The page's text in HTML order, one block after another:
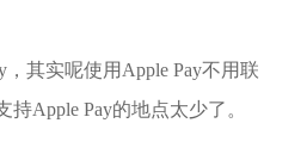
，其实呢使用Apple Pay不用联
Apple Pay的地点太少了。